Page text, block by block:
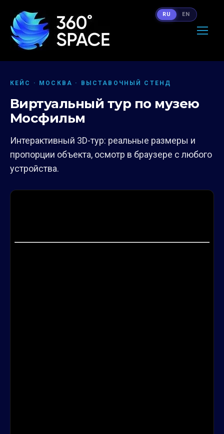
КЕЙС · МОСКВА · ВЫСТАВОЧНЫЙ СТЕНД
Виртуальный тур по музею
Мосфильм
Интерактивный 3D-тур: реальные размеры и
пропорции объекта, осмотр в браузере с любого
устройства.
RU EN